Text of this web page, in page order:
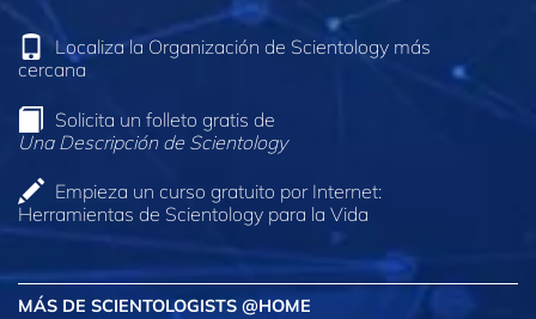
Localiza la Organización de Scientology más
cercana
Solicita un folleto gratis de
Una Descripción de Scientology
Empieza un curso gratuito por Internet:
Herramientas de Scientology para la Vida
MÁS DE SCIENTOLOGISTS @HOME